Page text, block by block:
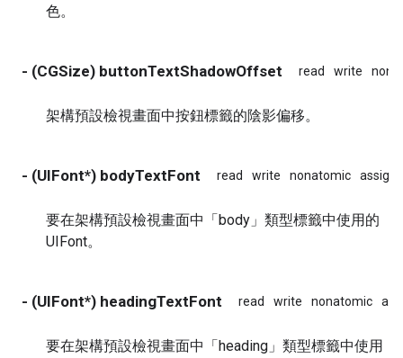
色。
- (CGSize) buttonTextShadowOffset read write
架構預設檢視畫面中按鈕標籤的陰影偏移。
- (UIFont*) bodyTextFont read write nonatomic assign
要在架構預設檢視畫面中「body」類型標籤中使用的
UIFont。
- (UIFont*) headingTextFont read write nonatomic
要在架構預設檢視畫面中「heading」類型標籤中使用